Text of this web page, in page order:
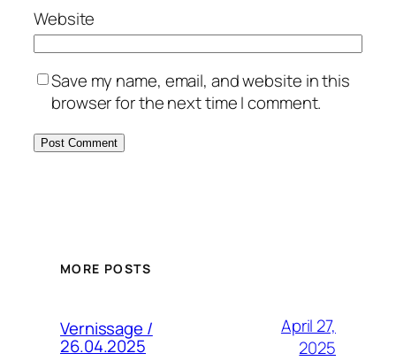
Website
Save my name, email, and website in this
browser for the next time I comment.
MORE POSTS
Vernissage /
26.04.2025
April 27,
2025